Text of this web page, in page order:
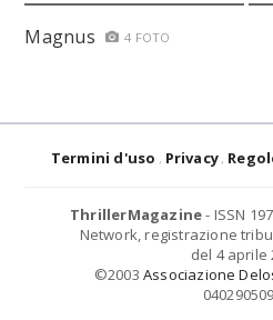
Magnus 4 FOTO
Termini d'uso Privacy
ThrillerMagazine- ISSN
Network, registrazione
del 4 aprile
©2003 Associazione